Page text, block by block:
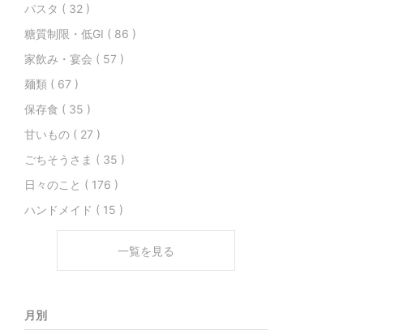
パスタ ( 32 )
糖質制限・低GI ( 86 )
家飲み・宴会 ( 57 )
麺類 ( 67 )
保存食 ( 35 )
甘いもの ( 27 )
ごちそうさま ( 35 )
日々のこと ( 176 )
ハンドメイド ( 15 )
一覧を見る
月別